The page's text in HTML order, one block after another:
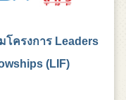
โครงการ Leaders
(LIF)